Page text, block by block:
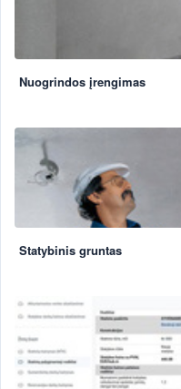
Nuogrindos įrengimas
Statybinis gruntas